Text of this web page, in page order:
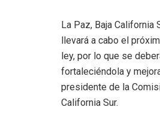
La Paz, Baja
llevará a cabo el
ley, por lo que se
fortaleciéndola y
presidente de la
California Sur.